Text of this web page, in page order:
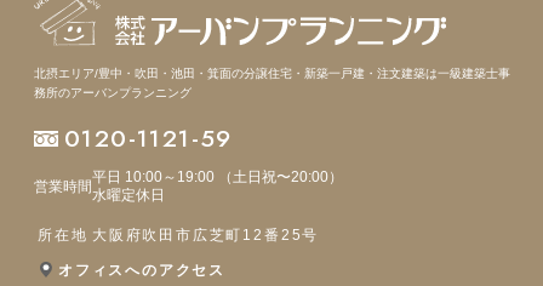
北摂エリア/豊中・吹田・池田・箕面の分譲住宅・新築一戸建・注文建築は一級建築士事
務所のアーバンプランニング
0120-1121-59
営業時間
平日 10:00～19:00 （土日祝〜20:00）
水曜定休日
所在地 大阪府吹田市広芝町12番25号
オフィスへのアクセス